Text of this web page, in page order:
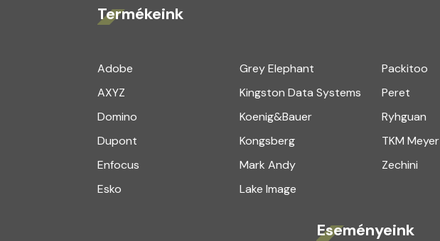
Termékeink
Adobe
AXYZ
Domino
Dupont
Enfocus
Esko
Grey Elephant
Kingston Data Systems
Koenig&Bauer
Kongsberg
Mark Andy
Lake Image
Packitoo
Peret
Ryhguan
TKM Meyer
Zechini
Eseményeink